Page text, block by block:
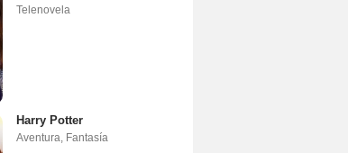
Telenovela
Harry Potter
Aventura, Fantasía